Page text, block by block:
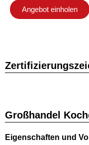
Angebot einholen
Großhandel
Eigenschaften und